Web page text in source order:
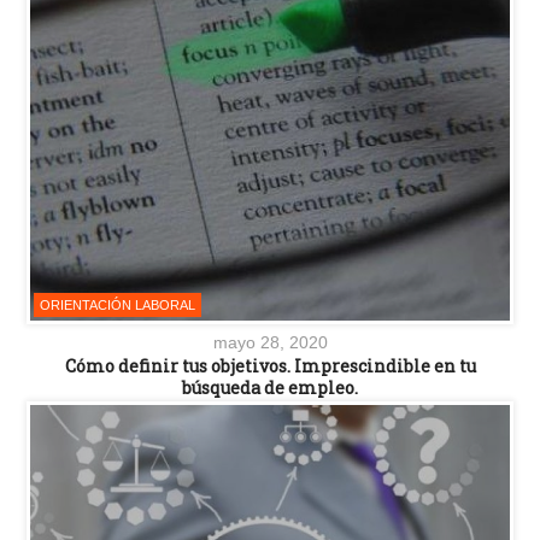
ORIENTACIÓN LABORAL
mayo 28, 2020
Cómo definir tus objetivos. Imprescindible en tu
búsqueda de empleo.